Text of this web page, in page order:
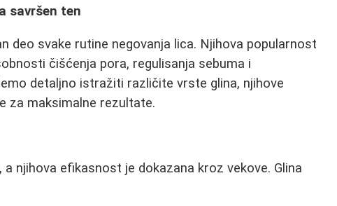
savršen ten
deo svake rutine negovanja lica. Njihova popularnost
čišćenja pora, regulisanja sebuma i
detaljno istražiti različite vrste glina, njihove
za maksimalne rezultate.
njihova efikasnost je dokazana kroz vekove. Glina